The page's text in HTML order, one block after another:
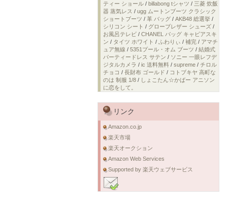
ティー ショール / billabong tシャツ / 三菱 炊飯
器 蒸気レス / ugg ムートンブーツ クラシック
ショートブーツ / 革 バッグ / AKB48 総選挙 /
シリコン シート / グローブレザー シューズ /
お風呂テレビ / CHANEL バッグ キャビアスキ
ン / タイツ ホワイト / ふわりぃ / 補完 / アマチ
ュア無線 / 5351プール・オム ブーツ / 結婚式
パーティードレス サテン / ソニー 一眼レフデ
ジタルカメラ / ic 送料無料 / supreme / チロル
チョコ / 長財布 ゴールド / コトブキヤ 高町な
のは 制服 1/8 / しょこたん☆かばー アニソン
に恋をして。
リンク
Amazon.co.jp
楽天市場
楽天オークション
Amazon Web Services
Supported by 楽天ウェブサービス